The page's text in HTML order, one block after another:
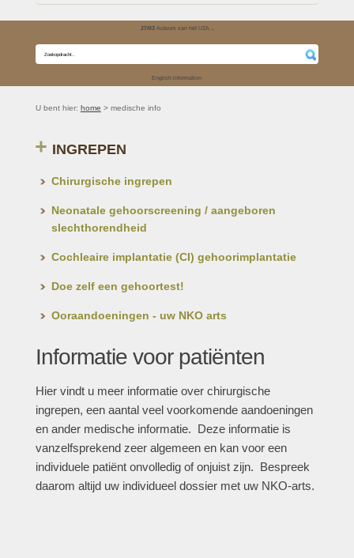
27/03Auteurs van het UZA ..
English information
U bent hier: home > medische info
INGREPEN
Chirurgische ingrepen
Neonatale gehoorscreening / aangeboren
slechthorendheid
Cochleaire implantatie (CI) gehoorimplantatie
Doe zelf een gehoortest!
Ooraandoeningen - uw NKO arts
Informatie voor patiënten
Hier vindt u meer informatie over chirurgische
ingrepen, een aantal veel voorkomende aandoeningen
en ander medische informatie. Deze informatie is
vanzelfsprekend zeer algemeen en kan voor een
individuele patiënt onvolledig of onjuist zijn. Bespreek
daarom altijd uw individueel dossier met uw NKO-arts.